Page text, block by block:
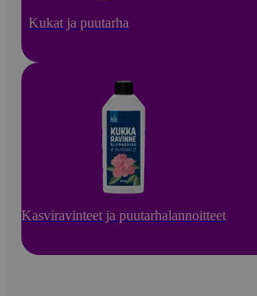
Kukat ja puutarha
Kasviravinteet ja puutarhalannoitteet